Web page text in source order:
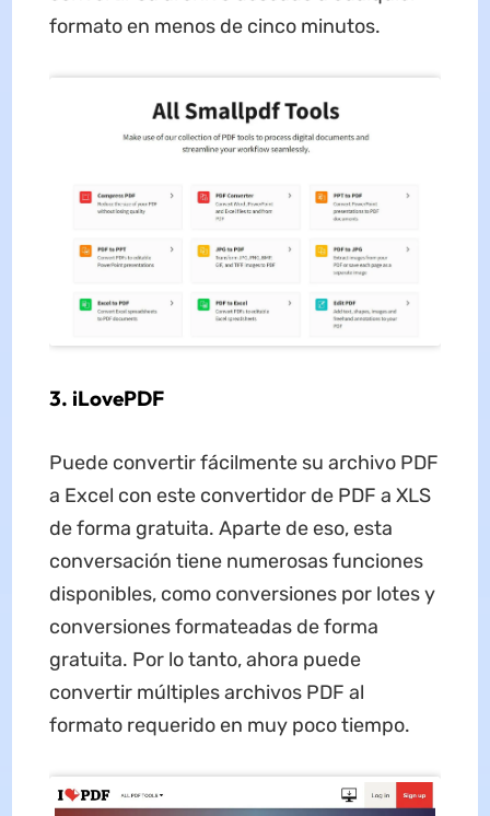
formato en menos de cinco minutos.
3. iLovePDF
Puede convertir fácilmente su archivo PDF
a Excel con este convertidor de PDF a XLS
de forma gratuita. Aparte de eso, esta
conversación tiene numerosas funciones
disponibles, como conversiones por lotes y
conversiones formateadas de forma
gratuita. Por lo tanto, ahora puede
convertir múltiples archivos PDF al
formato requerido en muy poco tiempo.